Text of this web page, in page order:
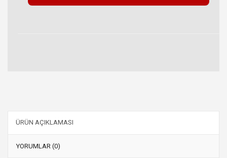
ÜRÜN AÇIKLAMASI
YORUMLAR (0)